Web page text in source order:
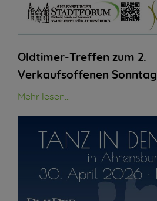
Oldtimer-Treffen zum 2.
Verkaufsoffenen Sonntag
Mehr lesen...